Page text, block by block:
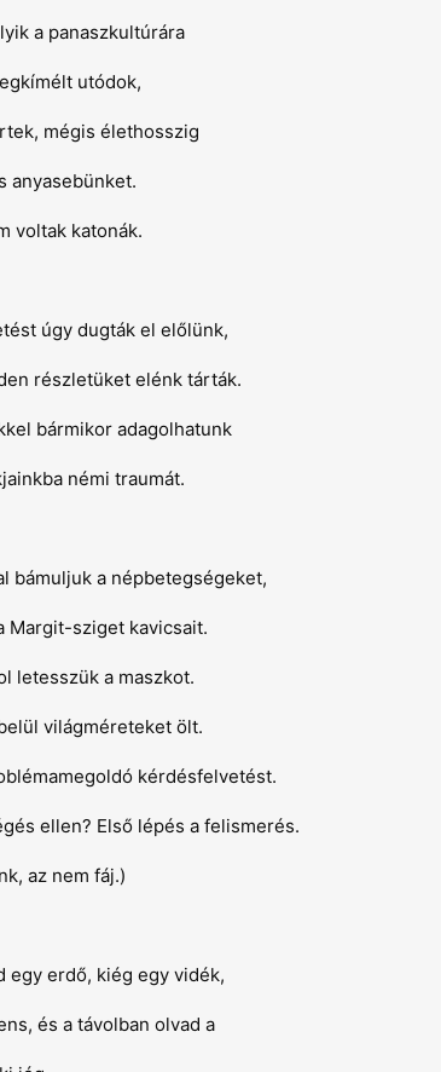
a panaszkultúrára
utódok,
mégis élethosszig
anyasebünket.
voltak katonák.
úgy dugták el előlünk,
részletüket elénk tárták.
bármikor adagolhatunk
némi traumát.
bámuljuk a népbetegségeket,
Margit-sziget kavicsait.
letesszük a maszkot.
világméreteket ölt.
kérdésfelvetést.
ellen? Első lépés a felismerés.
az nem fáj.)
egy erdő, kiég egy vidék,
és a távolban olvad a